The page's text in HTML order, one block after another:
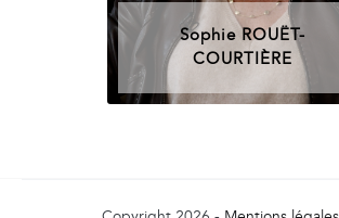
Sophie ROUËT-
COURTIÈRE